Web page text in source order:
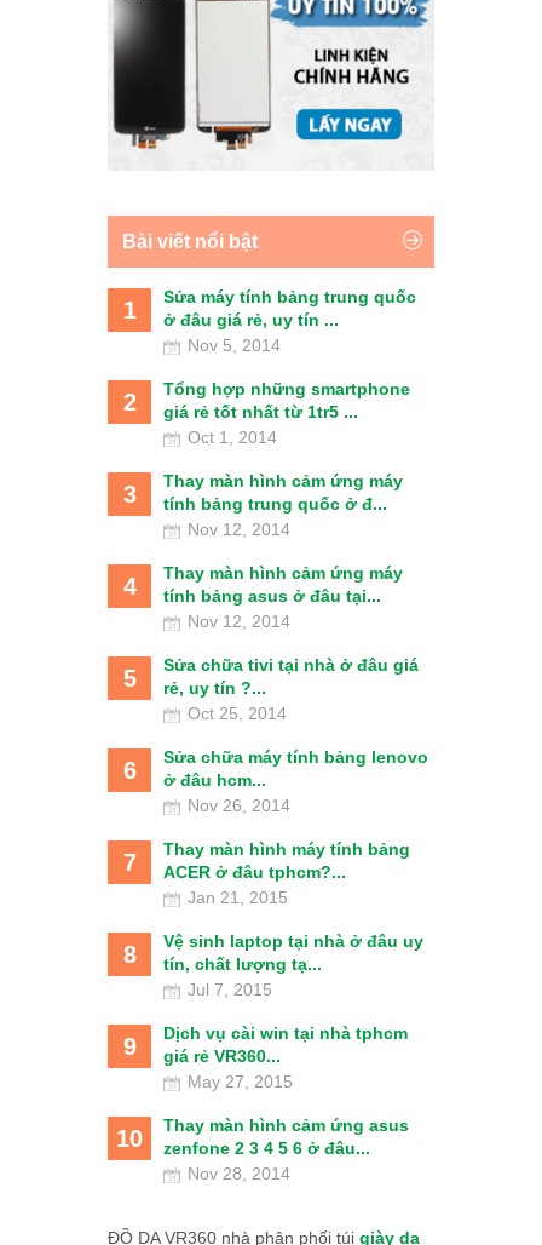
Bài viết nổi bật
1
Sửa máy tính bảng trung quốc
ở đâu giá rẻ, uy tín ...
Nov 5, 2014
2
Tổng hợp những smartphone
giá rẻ tốt nhất từ 1tr5 ...
Oct 1, 2014
3
Thay màn hình cảm ứng máy
tính bảng trung quốc ở đ...
Nov 12, 2014
4
Thay màn hình cảm ứng máy
tính bảng asus ở đâu tại...
Nov 12, 2014
5
Sửa chữa tivi tại nhà ở đâu giá
rẻ, uy tín ?...
Oct 25, 2014
6
Sửa chữa máy tính bảng lenovo
ở đâu hcm...
Nov 26, 2014
7
Thay màn hình máy tính bảng
ACER ở đâu tphcm?...
Jan 21, 2015
8
Vệ sinh laptop tại nhà ở đâu uy
tín, chất lượng tạ...
Jul 7, 2015
9
Dịch vụ cài win tại nhà tphcm
giá rẻ VR360...
May 27, 2015
10
Thay màn hình cảm ứng asus
zenfone 2 3 4 5 6 ở đâu...
Nov 28, 2014
ĐỒ DA VR360 nhà phân phối túi giày da